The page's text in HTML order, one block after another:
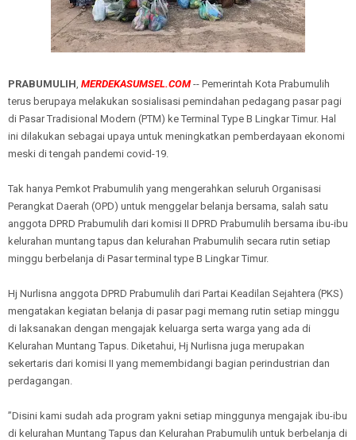
PRABUMULIH, MERDEKASUMSEL.COM -- Pemerintah Kota Prabumulih
terus berupaya melakukan sosialisasi pemindahan pedagang pasar pagi
di Pasar Tradisional Modern (PTM) ke Terminal Type B Lingkar Timur. Hal
ini dilakukan sebagai upaya untuk meningkatkan pemberdayaan ekonomi
meski di tengah pandemi covid-19.
Tak hanya Pemkot Prabumulih yang mengerahkan seluruh Organisasi
Perangkat Daerah (OPD) untuk menggelar belanja bersama, salah satu
anggota DPRD Prabumulih dari komisi II DPRD Prabumulih bersama ibu-ibu
kelurahan muntang tapus dan kelurahan Prabumulih secara rutin setiap
minggu berbelanja di Pasar terminal type B Lingkar Timur.
Hj Nurlisna anggota DPRD Prabumulih dari Partai Keadilan Sejahtera (PKS)
mengatakan kegiatan belanja di pasar pagi memang rutin setiap minggu
di laksanakan dengan mengajak keluarga serta warga yang ada di
Kelurahan Muntang Tapus. Diketahui, Hj Nurlisna juga merupakan
sekertaris dari komisi II yang memembidangi bagian perindustrian dan
perdagangan.
”Disini kami sudah ada program yakni setiap minggunya mengajak ibu-ibu
di kelurahan Muntang Tapus dan Kelurahan Prabumulih untuk berbelanja di